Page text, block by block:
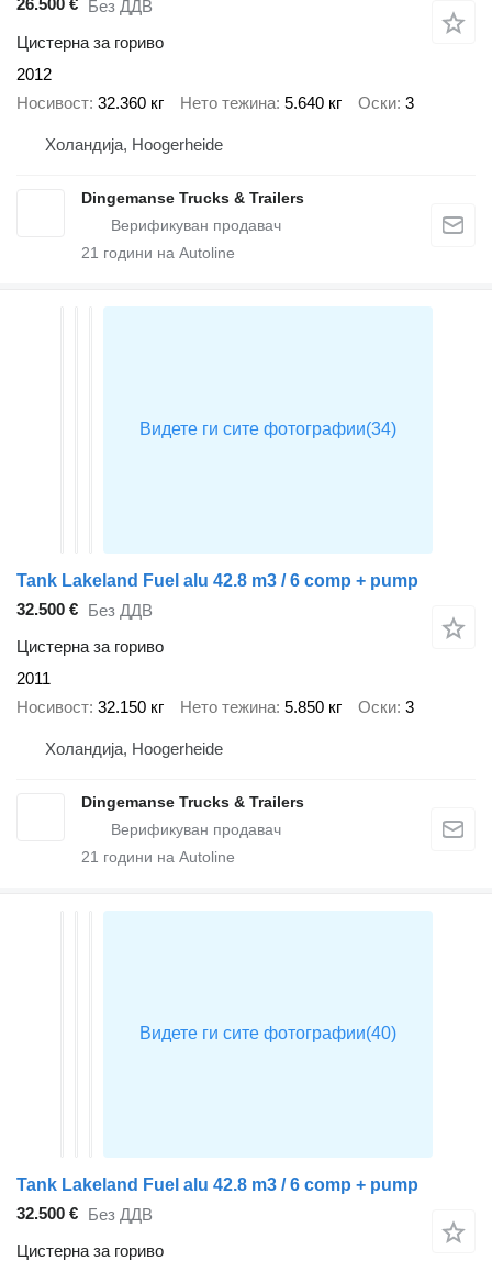
26.500 €
Без ДДВ
Цистерна за гориво
2012
Носивост 32.360 кг Нето тежина 5.640 кг Оски 3
Холандија, Hoogerheide
Dingemanse Trucks & Trailers
21 години на Autoline
Tank Lakeland Fuel alu 42.8 m3 / 6 comp + pump
32.500 € Без ДДВ
Цистерна за гориво
2011
Носивост 32.150 кг Нето тежина 5.850 кг Оски 3
Холандија, Hoogerheide
Dingemanse Trucks & Trailers
21 години на Autoline
Tank Lakeland Fuel alu 42.8 m3 / 6 comp + pump
32.500 € Без ДДВ
Цистерна за гориво